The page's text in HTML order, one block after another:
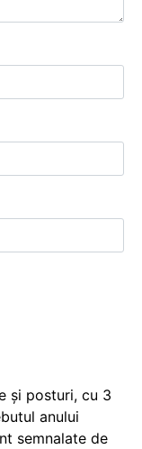
și posturi, cu 3
anului
semnalate de